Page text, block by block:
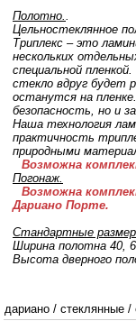
Полотно..
Цельностеклянное
Триплекс – это
нескольких
специальной
стекло вдруг будет
останутся на
безопасность, но и
Наша технология
практичность
природными
Возможна
Погонаж.
Возможна
Дариано Порте.
Стандартные
Ширина полотна 40,
Высота дверного
дариано / стеклянные /